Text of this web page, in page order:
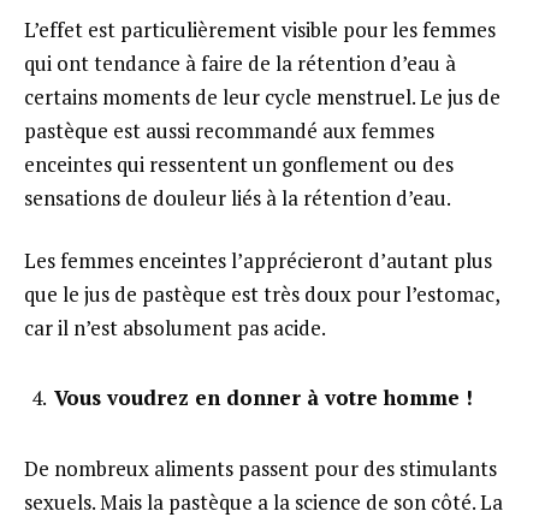
L’effet est particulièrement visible pour les femmes
qui ont tendance à faire de la rétention d’eau à
certains moments de leur cycle menstruel. Le jus de
pastèque est aussi recommandé aux femmes
enceintes qui ressentent un gonflement ou des
sensations de douleur liés à la rétention d’eau.
Les femmes enceintes l’apprécieront d’autant plus
que le jus de pastèque est très doux pour l’estomac,
car il n’est absolument pas acide.
Vous voudrez en donner à votre homme !
De nombreux aliments passent pour des stimulants
sexuels. Mais la pastèque a la science de son côté. La